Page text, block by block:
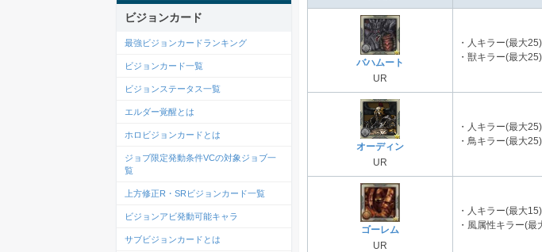
バハムート
UR
・人キラー(最大25)
・獣キラー(最大25)
オーディン
UR
・人キラー(最大25)
・鳥キラー(最大25)
ゴーレム
UR
・人キラー(最大15)
・風属性キラー(最
ビジョンカード
最強ビジョンカードランキング
ビジョンカード一覧
ビジョンステータス一覧
エルダー覚醒とは
ホロビジョンカードとは
ジョブ限定発動条件VCの対象ジョブ一
覧
上方修正R・SRビジョンカード一覧
ビジョンアビ発動可能キャラ
サブビジョンカードとは